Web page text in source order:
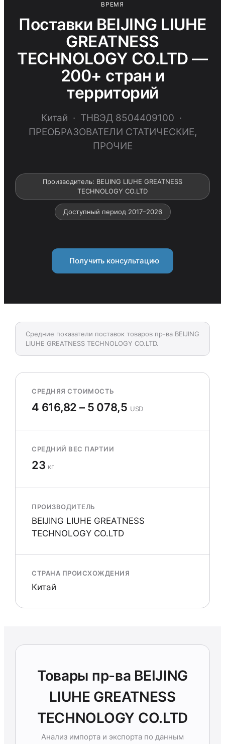
ВРЕМЯ
Поставки BEIJING LIUHE
GREATNESS
TECHNOLOGY CO.LTD —
200+ стран и
территорий
Китай · ТНВЭД 8504409100 ·
ПРЕОБРАЗОВАТЕЛИ СТАТИЧЕСКИЕ,
ПРОЧИЕ
Производитель: BEIJING LIUHE GREATNESS
TECHNOLOGY CO.LTD
Доступный период 2017–2026
Получить консультацию
Средние показатели поставок товаров пр-ва BEIJING
LIUHE GREATNESS TECHNOLOGY CO.LTD.
СРЕДНЯЯ СТОИМОСТЬ
4 616,82 – 5 078,5 USD
СРЕДНИЙ ВЕС ПАРТИИ
23 кг
ПРОИЗВОДИТЕЛЬ
BEIJING LIUHE GREATNESS
TECHNOLOGY CO.LTD
СТРАНА ПРОИСХОЖДЕНИЯ
Китай
Товары пр-ва BEIJING
LIUHE GREATNESS
TECHNOLOGY CO.LTD
Анализ импорта и экспорта по данным